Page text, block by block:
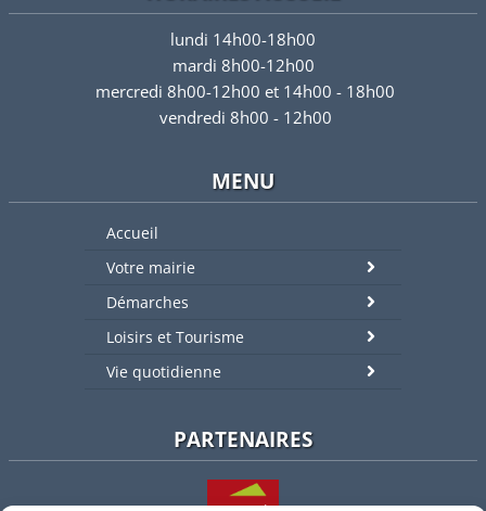
lundi 14h00-18h00
mardi 8h00-12h00
mercredi 8h00-12h00 et 14h00 - 18h00
vendredi 8h00 - 12h00
MENU
Accueil
Votre mairie
Démarches
Loisirs et Tourisme
Vie quotidienne
PARTENAIRES